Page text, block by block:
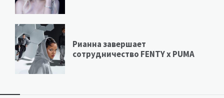
Рианна завершает
сотрудничество FENTY х PUMA